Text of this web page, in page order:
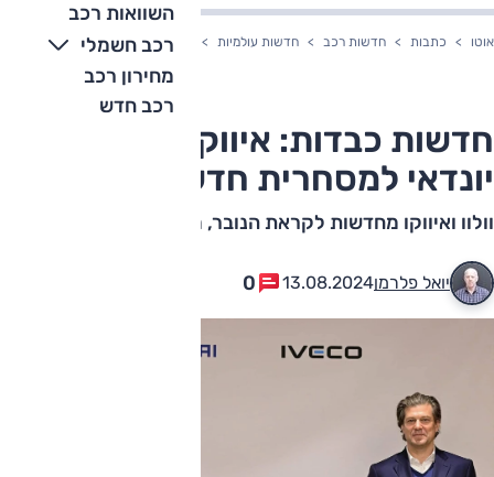
השוואות רכב
רכב חשמלי
מחירון רכב
רכב חדש
אוטו כתבות חדשות רכב חדשות עולמיות חדשות כבדות: איווקו בשת"פ עם
חדשות כבדות: איווקו בשת"פ עם
יונדאי למסחרית חדשה
וולוו ואיווקו מחדשות לקראת הנובר, מרצדס מנסה תאי דלק
יואל פלרמן13.08.2024
0